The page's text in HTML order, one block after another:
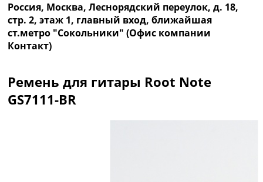
Россия, Москва, Леснорядский переулок, д. 18,
стр. 2, этаж 1, главный вход, ближайшая
ст.метро "Сокольники" (Офис компании
Контакт)
Ремень для гитары Root Note
GS7111-BR